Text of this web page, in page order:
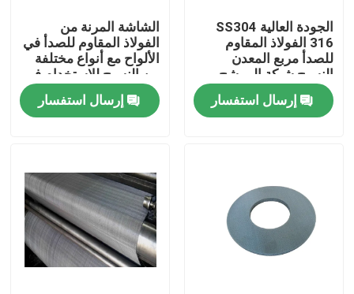
المنزل
المنتجات
حولنا
الجودة العالية SS304
316 الفولاذ المقاوم
للصدأ مربع المعدن
النسيج شبكة المرشح
إرسال استفسار
الشاشة المرنة من
الفولاذ المقاوم للصدأ في
الألواح مع أنواع مختلفة
من النسيج للاستخدام في
تصفية الصناعة
إرسال استفسار